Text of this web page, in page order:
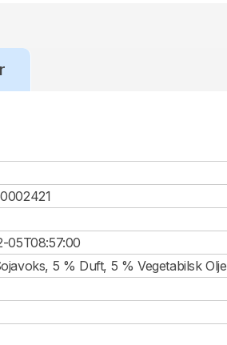
05T08:57:00
5 % Duft, 5 % Vegetabilsk Olje